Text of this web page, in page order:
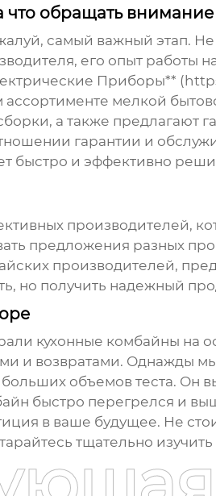
что обращать внимание
самый важный этап.
его опыт работы
Приборы**
мелкой
а также предлагают
гарантии и
быстро и эффективно
производителей,
предложения разных
производителей,
но получить надежный
кухонные комбайны на
и возвратами. Однажды
объемов теста. Он
быстро перегрелся и
в ваше будущее. Не
тщательно